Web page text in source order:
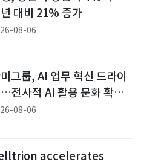
대비 21% 증가
08-06
그룹, AI 업무 혁신 드라이
전사적 AI 활용 문화 확산
다
08-06
accelerates